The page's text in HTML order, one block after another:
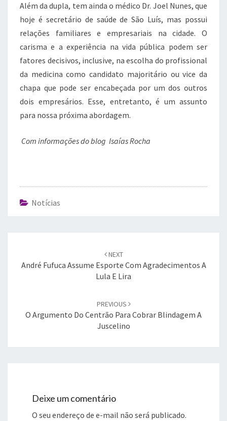
Além da dupla, tem ainda o médico Dr. Joel Nunes, que
hoje é secretário de saúde de São Luís, mas possui
relações familiares e empresariais na cidade. O
carisma e a experiência na vida pública podem ser
fatores decisivos, inclusive, na escolha do profissional
da medicina como candidato majoritário ou vice da
chapa que pode ser encabeçada por um dos outros
dois empresários. Esse, entretanto, é um assunto
para nossa próxima abordagem.
Com informações do blog Isaías Rocha
Notícias
NEXT
André Fufuca Assume Esporte Com Agradecimentos A
Lula E Lira
PREVIOUS
O Argumento Do Centrão Para Cobrar Blindagem A
Juscelino
Deixe um comentário
O seu endereço de e-mail não será publicado.